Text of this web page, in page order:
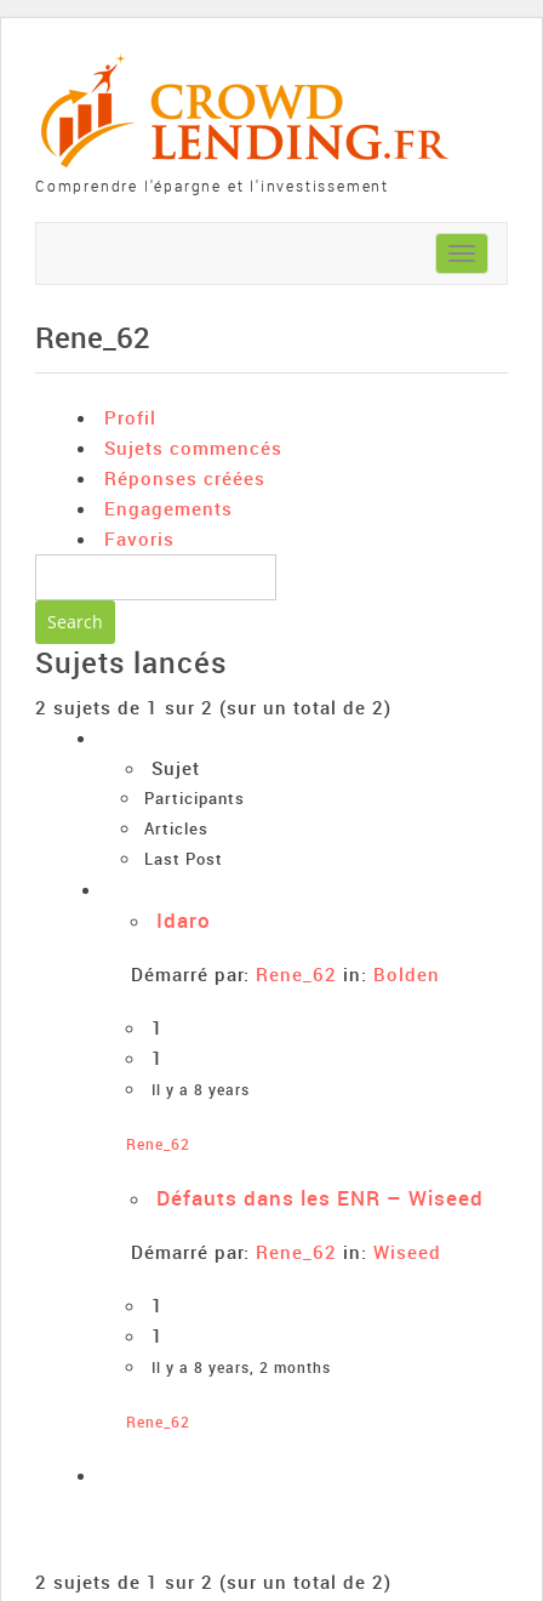
Comprendre l'épargne et l'investissement
Toggle
navigation
Rene_62
Profil
Sujets commencés
Réponses créées
Engagements
Favoris
Sujets lancés
2 sujets de 1 sur 2 (sur un total de 2)
Sujet
Participants
Articles
Last Post
Idaro
Démarré par: Rene_62 in: Bolden
1
1
Il y a 8 years
Rene_62
Défauts dans les ENR – Wiseed
Démarré par: Rene_62 in: Wiseed
1
1
Il y a 8 years, 2 months
Rene_62
2 sujets de 1 sur 2 (sur un total de 2)